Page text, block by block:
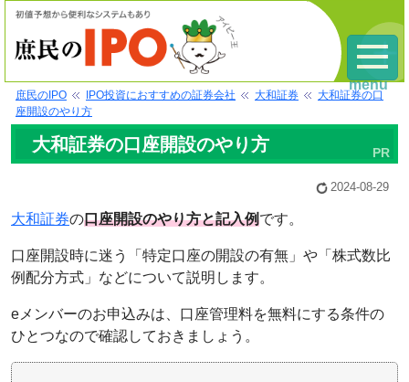
庶民のIPO IPO投資におすすめの証券会社 大和証券
大和証券の口
座開設のやり方
大和証券の口座開設のやり方
2024-08-29
大和証券の口座開設のやり方と記入例です。
口座開設時に迷う「特定口座の開設の有無」や「株式数比
例配分方式」などについて説明します。
eメンバーのお申込みは、口座管理料を無料にする条件の
ひとつなので確認しておきましょう。
menu